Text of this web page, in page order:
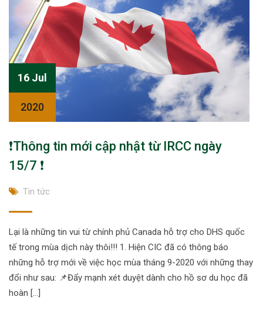
16 Jul
2020
❗Thông tin mới cập nhật từ IRCC ngày
15/7 ❗
Tin tức
Lại là những tin vui từ chính phủ Canada hỗ trợ cho DHS quốc
tế trong mùa dịch này thôi!!! 1. Hiện CIC đã có thông báo
những hỗ trợ mới về việc học mùa tháng 9-2020 với những thay
đổi như sau: 📌Đẩy mạnh xét duyệt dành cho hồ sơ du học đã
hoàn […]